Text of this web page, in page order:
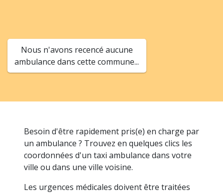
Nous n'avons recencé aucune
ambulance dans cette commune...
Besoin d'être rapidement pris(e) en charge par
un ambulance ? Trouvez en quelques clics les
coordonnées d'un taxi ambulance dans votre
ville ou dans une ville voisine.
Les urgences médicales doivent être traitées